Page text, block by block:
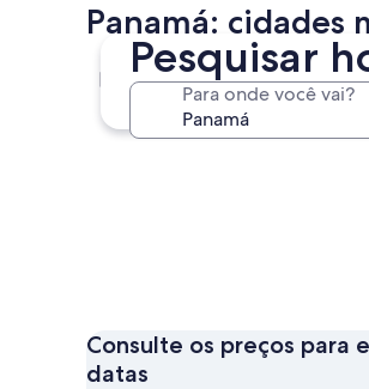
Pesquisar
Para onde você vai?
Panamá: cidades
Bocas del Toro
Consulte os preços para
datas